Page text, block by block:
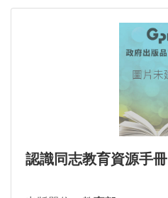
認識同志教育資源手冊